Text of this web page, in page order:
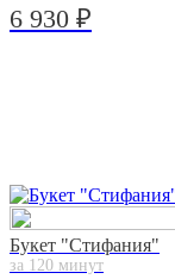
6 930 ₽
Букет "Стифания"
за 120 минут